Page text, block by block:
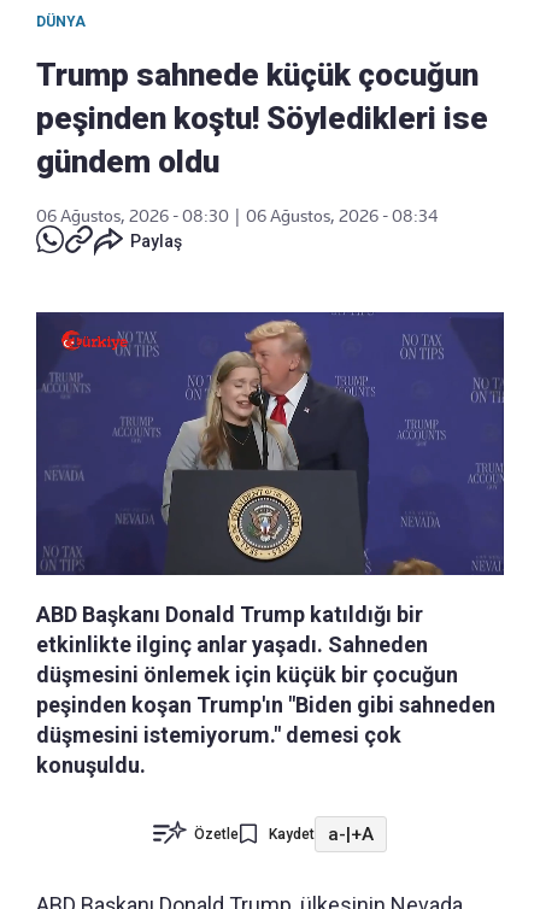
DÜNYA
Trump sahnede küçük çocuğun
peşinden koştu! Söyledikleri ise
gündem oldu
06 Ağustos, 2026 - 08:30
06 Ağustos, 2026 - 08:34
Paylaş
ABD Başkanı Donald Trump katıldığı bir
etkinlikte ilginç anlar yaşadı. Sahneden
düşmesini önlemek için küçük bir çocuğun
peşinden koşan Trump'ın "Biden gibi sahneden
düşmesini istemiyorum." demesi çok
konuşuldu.
Özetle Kaydet a-|+A